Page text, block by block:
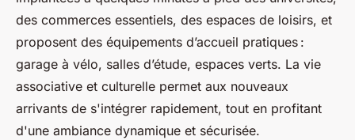
des commerces essentiels, des espaces de loisirs, et
proposent des équipements d’accueil pratiques :
garage à vélo, salles d’étude, espaces verts. La vie
associative et culturelle permet aux nouveaux
arrivants de s'intégrer rapidement, tout en profitant
d'une ambiance dynamique et sécurisée.